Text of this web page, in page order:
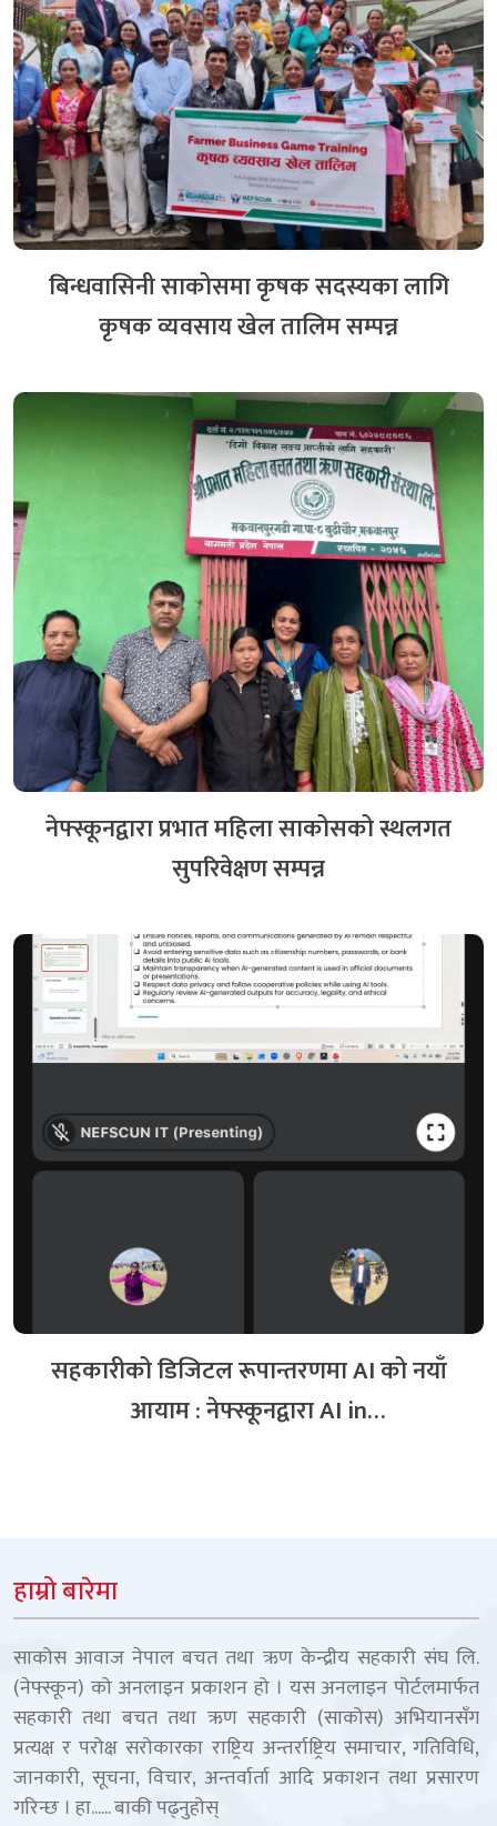
बिन्धवासिनी साकोसमा कृषक सदस्यका लागि
कृषक व्यवसाय खेल तालिम सम्पन्न
नेफ्स्कूनद्वारा प्रभात महिला साकोसको स्थलगत
सुपरिवेक्षण सम्पन्न
सहकारीको डिजिटल रूपान्तरणमा AI को नयाँ
आयाम : नेफ्स्कूनद्वारा AI in
हाम्रो बारेमा
साकोस आवाज नेपाल बचत तथा ऋण केन्द्रीय सहकारी संघ लि.
(नेफ्स्कून) को अनलाइन प्रकाशन हो । यस अनलाइन पोर्टलमार्फत
सहकारी तथा बचत तथा ऋण सहकारी (साकोस) अभियानसँग
प्रत्यक्ष र परोक्ष सरोकारका राष्ट्रिय अन्तर्राष्ट्रिय समाचार, गतिविधि,
जानकारी, सूचना, विचार, अन्तर्वार्ता आदि प्रकाशन तथा प्रसारण
गरिन्छ । हा......बाकी पढ्नुहोस्